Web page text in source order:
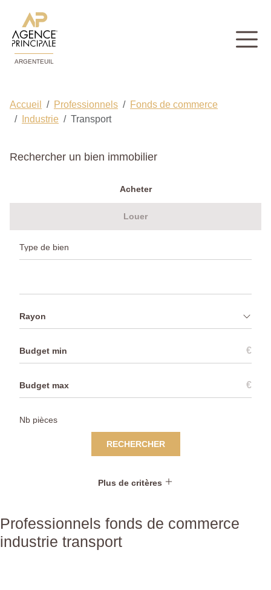
ARGENTEUIL
Accueil Professionnels
Fonds de commerce
Industrie
Transport
Rechercher un bien immobilier
Acheter
Louer
Rayon
€
€
RECHERCHER
Plus de critères
Professionnels fonds de commerce
industrie transport